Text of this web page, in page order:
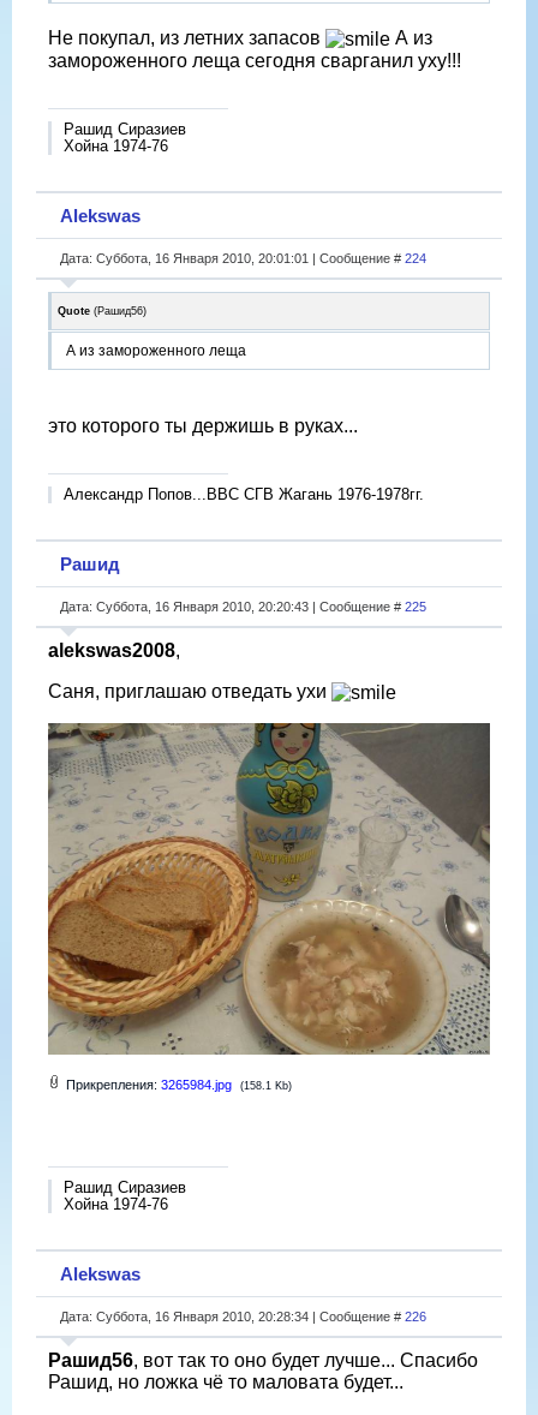
Не покупал, из летних запасов
А из
замороженного леща сегодня сварганил уху!!!
Рашид Сиразиев
Хойна 1974-76
Alekswas
Дата: Суббота, 16 Января 2010, 20:01:01 | Сообщение # 224
Quote (Рашид56)
А из замороженного леща
это которого ты держишь в руках...
Александр Попов...ВВС СГВ Жагань 1976-1978гг.
Рашид
Дата: Суббота, 16 Января 2010, 20:20:43 | Сообщение # 225
alekswas2008,
Саня, приглашаю отведать ухи
Прикрепления: 3265984.jpg (158.1 Kb)
Рашид Сиразиев
Хойна 1974-76
Alekswas
Дата: Суббота, 16 Января 2010, 20:28:34 | Сообщение # 226
Рашид56, вот так то оно будет лучше... Спасибо
Рашид, но ложка чё то маловата будет...